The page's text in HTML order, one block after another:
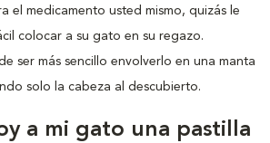
el medicamento usted mismo, quizás le
colocar a su gato en su regazo.
ser más sencillo envolverlo en una manta
solo la cabeza al descubierto.
a mi gato una pastilla